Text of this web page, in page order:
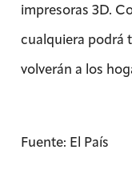
impresoras 3D.
cualquiera podrá
volverán a los
Fuente: El País